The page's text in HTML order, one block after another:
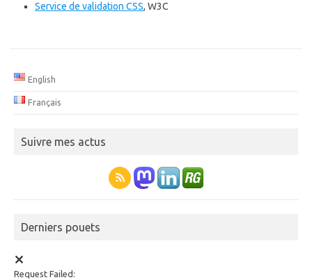
Service de validation CSS, W3C
English
Français
Suivre mes actus
Derniers pouets
Request Failed: